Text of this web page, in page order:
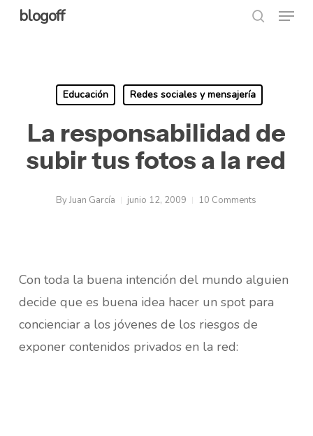
Skipblogoff Menu
Educación Redes sociales y mensajería
La responsabilidad de
subir tus fotos a la red
ByJuan García junio 12, 2009 10 Comments
Con toda la buena intención del mundo alguien
decide que es buena idea hacer un spot para
concienciar a los jóvenes de los riesgos de
exponer contenidos privados en la red: